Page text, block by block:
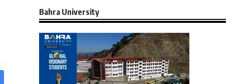
Bahra University